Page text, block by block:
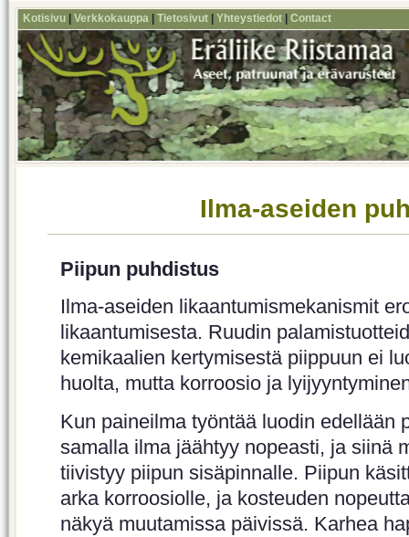
Kotisivu Verkkokauppa Tietosivut Yhteystiedot Contact
Ilma-aseiden
Piipun puhdistus
Ilma-aseiden likaantumismekanismit
likaantumisesta. Ruudin
kemikaalien kertymisestä piippuun ei
huolta, mutta korroosio ja
Kun paineilma työntää luodin edellään
samalla ilma jäähtyy nopeasti, ja siinä
tiivistyy piipun sisäpinnalle. Piipun
arka korroosiolle, ja kosteuden
näkyä muutamissa päivissä. Karhea